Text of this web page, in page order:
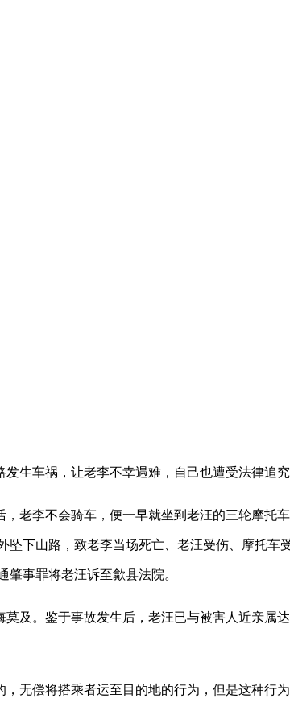
生车祸，让老李不幸遇难，自己也遭受法律追究
老李不会骑车，便一早就坐到老汪的三轮摩托
下山路，致老李当场死亡、老汪受伤、摩托车
事罪将老汪诉至歙县法院。
及。鉴于事故发生后，老汪已与被害人近亲属
无偿将搭乘者运至目的地的行为，但是这种行